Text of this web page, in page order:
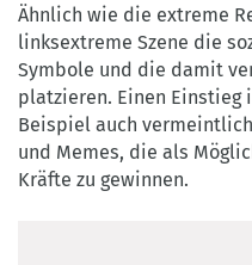
und
Sichel).
Fotografiert
am
12.
Dezember
2021
ist
die
entsprechende
Buchstabenkombination,
wobei
1
für
4.0
Ähnlich wie die extreme
linksextreme Szene die
Symbole und die damit
platzieren. Einen
Beispiel auch
und Memes, die als
Kräfte zu gewinnen.